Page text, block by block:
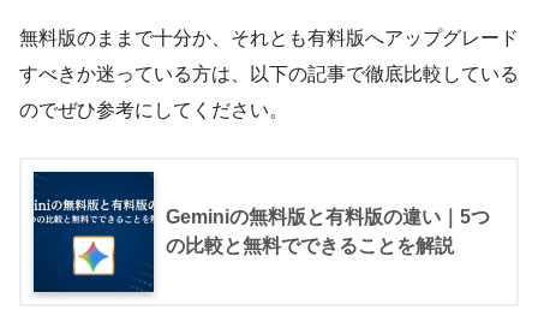
無料版のままで十分か、それとも有料版へアップグレード
すべきか迷っている方は、以下の記事で徹底比較している
のでぜひ参考にしてください。
Geminiの無料版と有料版の違い｜5つ
の比較と無料でできることを解説